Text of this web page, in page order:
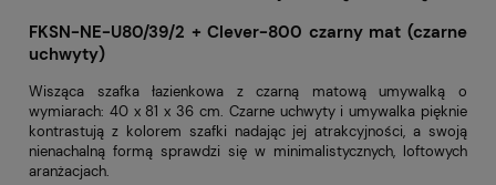
FKSN-NE-U80/39/2 + Clever-800 czarny mat (czarne
uchwyty)
Wisząca szafka łazienkowa z czarną matową umywalką o
wymiarach: 40 x 81 x 36 cm. Czarne uchwyty i umywalka pięknie
kontrastują z kolorem szafki nadając jej atrakcyjności, a swoją
nienachalną formą sprawdzi się w minimalistycznych, loftowych
aranżacjach.